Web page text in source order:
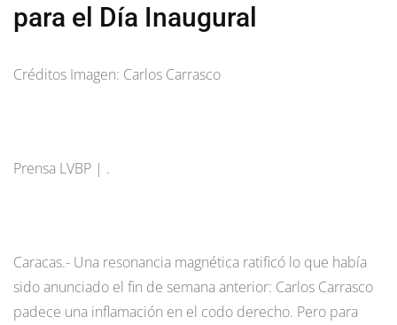
para el Día Inaugural
Créditos Imagen: Carlos Carrasco
Prensa LVBP | .
Caracas.- Una resonancia magnética ratificó lo que había
sido anunciado el fin de semana anterior: Carlos Carrasco
padece una inflamación en el codo derecho. Pero para